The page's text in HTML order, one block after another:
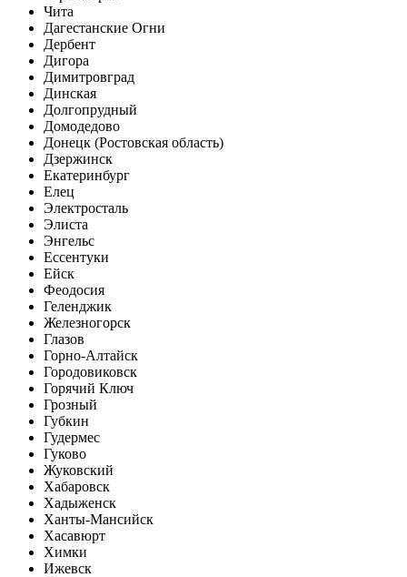
Чита
Дагестанские Огни
Дербент
Дигора
Димитровград
Динская
Долгопрудный
Домодедово
Донецк (Ростовская область)
Дзержинск
Екатеринбург
Елец
Электросталь
Элиста
Энгельс
Ессентуки
Ейск
Феодосия
Геленджик
Железногорск
Глазов
Горно-Алтайск
Городовиковск
Горячий Ключ
Грозный
Губкин
Гудермес
Гуково
Жуковский
Хабаровск
Хадыженск
Ханты-Мансийск
Хасавюрт
Химки
Ижевск